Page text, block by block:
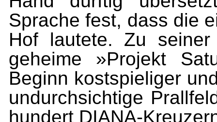
Sprache fest, dass die
Hof lautete. Zu
geheime »Projekt
Beginn kostspieliger
undurchsichtige
hun­dert DIANA-